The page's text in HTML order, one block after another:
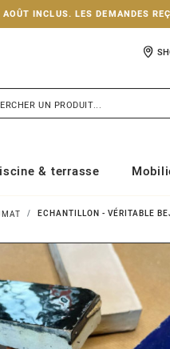
INCLUS. LES DEMANDES
& terrasse
ECHANTILLON - VÉRITABLE